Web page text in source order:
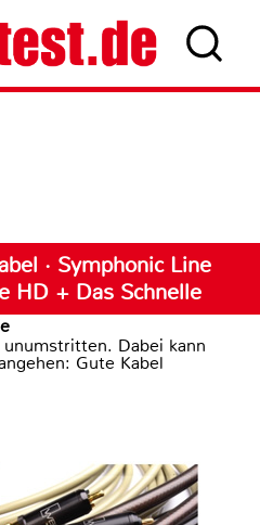
· Symphonic Line
HD + Das Schnelle
Dabei kann
Gute Kabel